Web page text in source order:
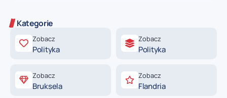
Kategorie
Zobacz
Polityka
Zobacz
Polityka
Zobacz
Bruksela
Zobacz
Flandria